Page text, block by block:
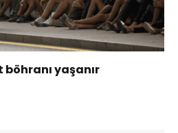
yaşanır